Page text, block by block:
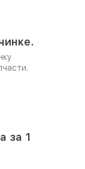
за 1